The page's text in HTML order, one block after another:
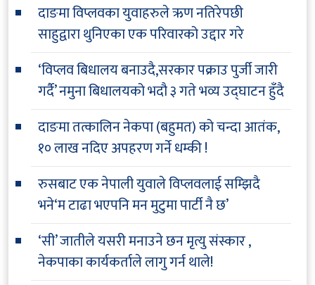
दाङमा विप्लवका युवाहरुले ऋण नतिरेपछी
साहुद्वारा थुनिएका एक परिवारको उद्दार गरे
‘विप्लव बिधालय बनाउदै,सरकार पक्राउ पुर्जी जारी
गर्दै’ नमुना बिधालयको भदौ ३ गते भव्य उद्घाटन हुँदै
दाङमा तत्कालिन नेकपा (बहुमत) को चन्दा आतंक,
१० लाख नदिए अपहरण गर्ने धम्की !
रुसबाट एक नेपाली युवाले विप्लवलाई सम्झिदै
भने‘म टाढा भएपनि मन मुटुमा पार्टी नै छ’
‘सी’ जातीले यसरी मनाउने छन मृत्यु संस्कार ,
नेकपाका कार्यकर्ताले लागु गर्न थाले!